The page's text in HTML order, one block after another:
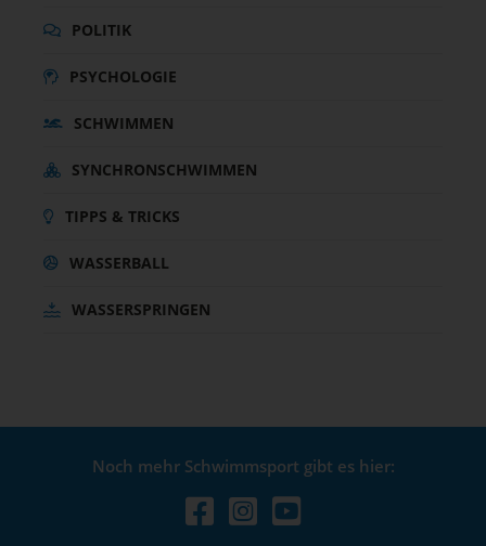
POLITIK
PSYCHOLOGIE
SCHWIMMEN
SYNCHRONSCHWIMMEN
TIPPS & TRICKS
WASSERBALL
WASSERSPRINGEN
Noch mehr Schwimmsport gibt es hier: